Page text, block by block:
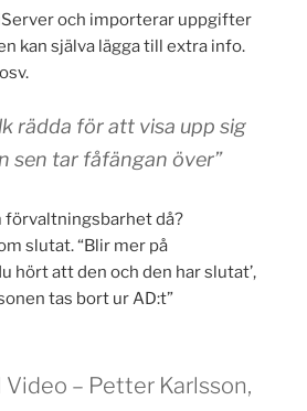
och importerar uppgifter
kan själva lägga till extra info.
rädda för att visa upp sig
sen tar fåfängan över”
förvaltningsbarhet då?
slutat. “Blir mer på
hört att den och den har slutat’,
tas bort ur AD:t”
– Petter Karlsson,